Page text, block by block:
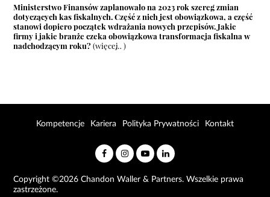
Ministerstwo Finansów zaplanowało na 2023 rok szereg zmian
dotyczących kas fiskalnych. Część z nich jest obowiązkowa, a część
stanowi dopiero początek wdrażania nowych przepisów. Jakie
firmy i jakie branże czeka obowiązkowa transformacja fiskalna w
nadchodzącym roku? (więcej…)
Copyright ©2026 Chandon Waller & Partners. Wszelkie prawa
zastrzeżone.
Kompetencje Kariera Polityka Prywatności Kontakt